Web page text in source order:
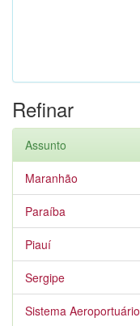
Refinar
Assunto
Maranhão
Paraíba
Piauí
Sergipe
Sistema Aeroportuário